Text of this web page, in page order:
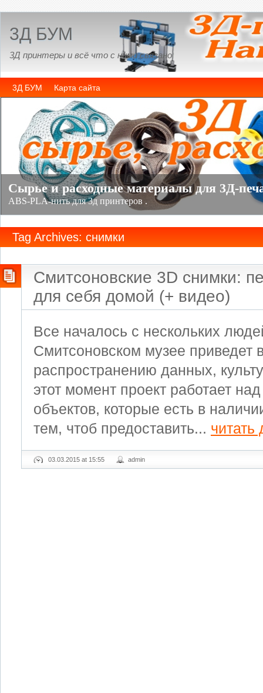
3Д БУМ
3Д принтеры и всё что с ними связано
3Д БУМ Карта сайта
Tag Archives: снимки
Смитсоновские 3D снимки:
для себя домой (+ видео)
Все началось с нескольких
Смитсоновском музее приведет
распространению данных,
этот момент проект работает
объектов, которые есть в
тем, чтоб предоставить... читать
03.03.2015 at 15:55 admin